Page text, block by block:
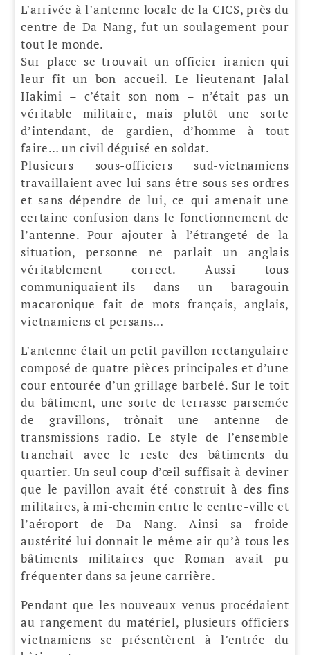
L’arrivée à l’antenne locale de la CICS, près du
centre de Da Nang, fut un soulagement pour
tout le monde.
Sur place se trouvait un officier iranien qui
leur fit un bon accueil. Le lieutenant Jalal
Hakimi – c’était son nom – n’était pas un
véritable militaire, mais plutôt une sorte
d’intendant, de gardien, d’homme à tout
faire… un civil déguisé en soldat.
Plusieurs sous-officiers sud-vietnamiens
travaillaient avec lui sans être sous ses ordres
et sans dépendre de lui, ce qui amenait une
certaine confusion dans le fonctionnement de
l’antenne. Pour ajouter à l’étrangeté de la
situation, personne ne parlait un anglais
véritablement correct. Aussi tous
communiquaient-ils dans un baragouin
macaronique fait de mots français, anglais,
vietnamiens et persans…
L’antenne était un petit pavillon rectangulaire
composé de quatre pièces principales et d’une
cour entourée d’un grillage barbelé. Sur le toit
du bâtiment, une sorte de terrasse parsemée
de gravillons, trônait une antenne de
transmissions radio. Le style de l’ensemble
tranchait avec le reste des bâtiments du
quartier. Un seul coup d’œil suffisait à deviner
que le pavillon avait été construit à des fins
militaires, à mi-chemin entre le centre-ville et
l’aéroport de Da Nang. Ainsi sa froide
austérité lui donnait le même air qu’à tous les
bâtiments militaires que Roman avait pu
fréquenter dans sa jeune carrière.
Pendant que les nouveaux venus procédaient
au rangement du matériel, plusieurs officiers
vietnamiens se présentèrent à l’entrée du